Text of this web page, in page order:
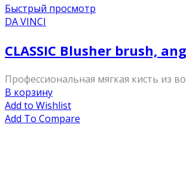
Быстрый просмотр
DA VINCI
CLASSIC Blusher brush,
Профессиональная мягкая кисть из
В корзину
Add to Wishlist
Add To Compare